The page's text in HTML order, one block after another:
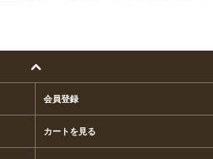
会員登録
カートを見る